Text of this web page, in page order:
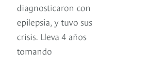
diagnosticaron con
epilepsia, y tuvo sus
crisis. Lleva 4 años
tomando